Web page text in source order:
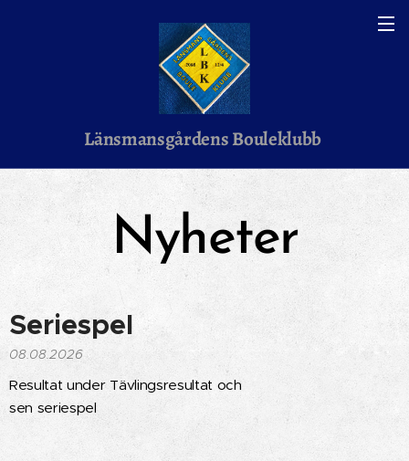
Länsmansgårdens Bouleklubb
Nyheter
Seriespel
08.08.2026
Resultat under Tävlingsresultat och
sen seriespel